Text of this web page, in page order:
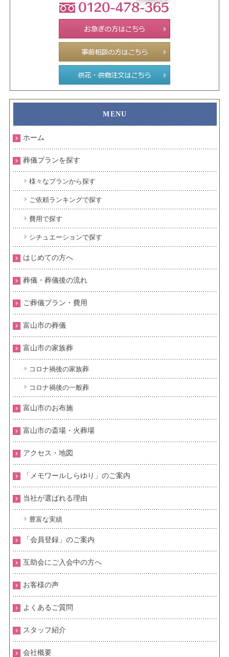
ホーム
葬儀プランを探す
様々なプランから探す
ご依頼ランキングで探す
費用で探す
シチュエーションで探す
はじめての方へ
葬儀・葬儀後の流れ
ご葬儀プラン・費用
富山市の葬儀
富山市の家族葬
コロナ禍後の家族葬
コロナ禍後の一般葬
富山市のお布施
富山市の斎場・火葬場
アクセス・地図
「メモワールしらゆり」のご案内
当社が選ばれる理由
豊富な実績
「会員登録」のご案内
互助会にご入会中の方へ
お客様の声
よくあるご質問
スタッフ紹介
会社概要